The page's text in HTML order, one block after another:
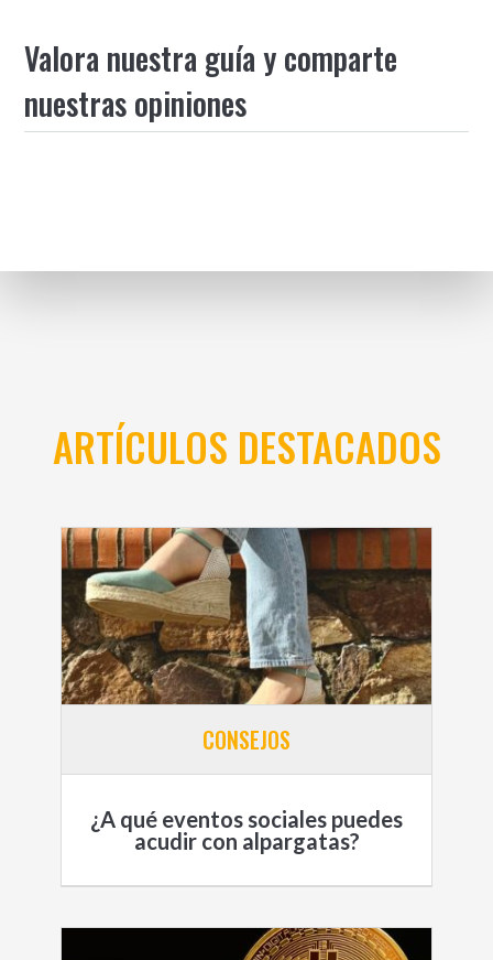
Valora nuestra guía y comparte
nuestras opiniones
ARTÍCULOS DESTACADOS
CONSEJOS
¿A qué eventos sociales puedes
acudir con alpargatas?